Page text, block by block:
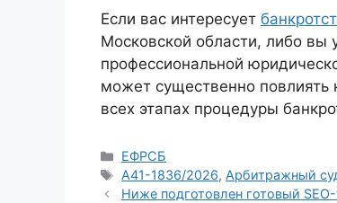
Если вас интересует
Московской области, либо вы
профессиональной
может существенно повлиять
всех этапах процедуры
Рубрики
ЕФРСБ
Метки
А41-1836/2026, Арбитражный
Ниже подготовлен готовый